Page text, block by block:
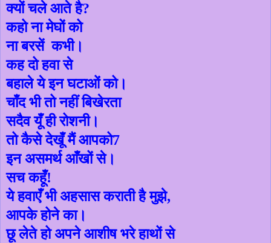
क्यों चले आते है?
कहो ना मेघों को
ना बरसें कभी।
कह दो हवा से
बहाले ये इन घटाओं को।
चाँद भी तो नहीं बिखेरता
सदैव यूँ ही रोशनी।
तो कैसे देखूँ मैं आपको7
इन असमर्थ आँखों से।
सच कहूँ!
ये हवाएँ भी अहसास कराती है मुझे,
आपके होने का।
छू लेते हो अपने आशीष भरे हाथों से